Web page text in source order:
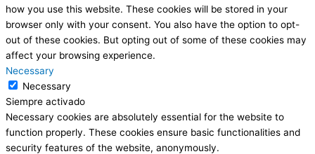
how you use this website. These cookies will be stored in your
browser only with your consent. You also have the option to opt-
out of these cookies. But opting out of some of these cookies may
affect your browsing experience.
Necessary
Necessary
Siempre activado
Necessary cookies are absolutely essential for the website to
function properly. These cookies ensure basic functionalities and
security features of the website, anonymously.